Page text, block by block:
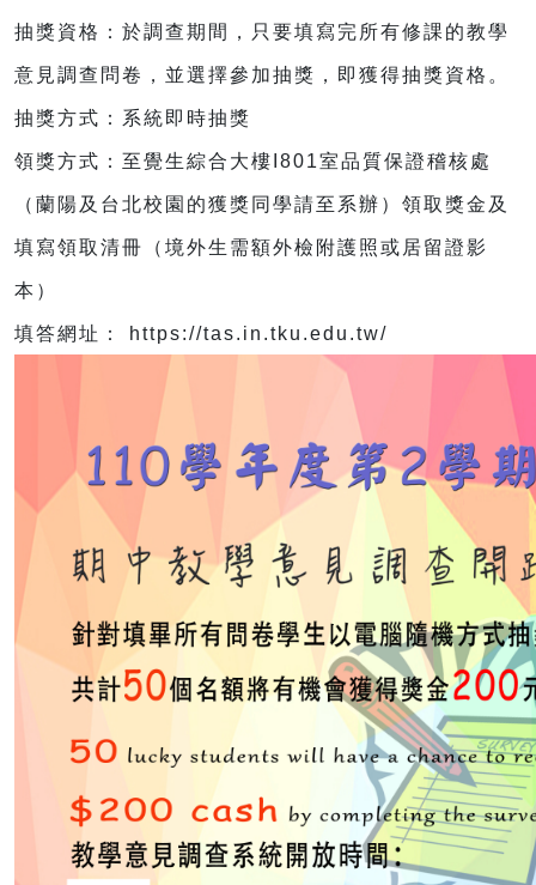
抽獎資格：於調查期間，只要填寫完所有修課的教學
意見調查問卷，並選擇參加抽獎，即獲得抽獎資格。
抽獎方式：系統即時抽獎
領獎方式：至覺生綜合大樓I801室品質保證稽核處
（蘭陽及台北校園的獲獎同學請至系辦）領取獎金及
填寫領取清冊（境外生需額外檢附護照或居留證影
本）
填答網址： https://tas.in.tku.edu.tw/